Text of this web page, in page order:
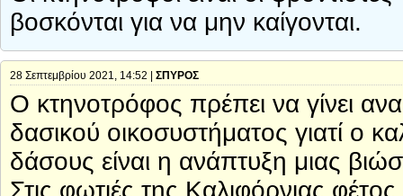
βοσκόνται για να μην καίγονται.
28 Σεπτεμβρίου 2021, 14:52 | ΣΠΥΡΟΣ
Ο κτηνοτρόφος πρέπει να γίνει
δασικού οικοσυστήματος γιατί ο
δάσους είναι η ανάπτυξη μιας
Στις φωτιές της Καλιφόρνιας